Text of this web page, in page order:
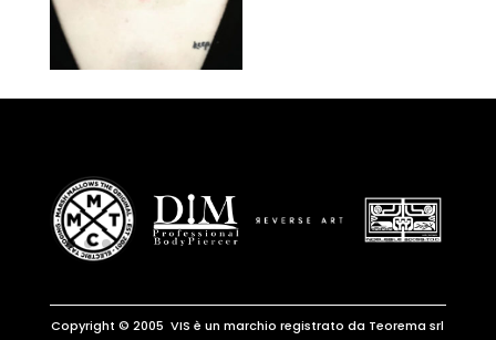
Copyright © 2005 VIS è un marchio registrato da Teorema srl